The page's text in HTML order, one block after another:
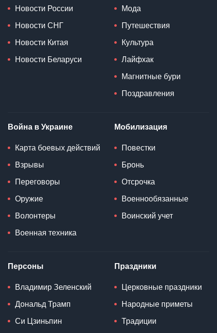
Новости России
Новости СНГ
Новости Китая
Новости Беларуси
Мода
Путешествия
Культура
Лайфхак
Магнитные бури
Поздравления
Война в Украине
Карта боевых действий
Взрывы
Переговоры
Оружие
Волонтеры
Военная техника
Мобилизация
Повестки
Бронь
Отсрочка
Военнообязанные
Воинский учет
Персоны
Владимир Зеленский
Дональд Трамп
Си Цзиньпин
Праздники
Церковные праздники
Народные приметы
Традиции